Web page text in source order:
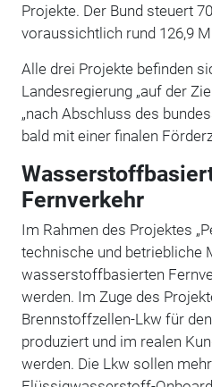
Projekte. Der Bund steuert
voraussichtlich rund 126,9
Alle drei Projekte befinden
Landesregierung „auf der
„nach Abschluss des
bald mit einer finalen
Fernverkehr
Im Rahmen des Projektes
technische und betriebliche
wasserstoffbasierten
werden. Im Zuge des
Brennstoffzellen-Lkw für
produziert und im realen
werden. Die Lkw sollen